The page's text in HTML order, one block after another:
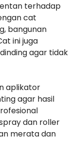
terhadap
cat
bangunan
ini juga
agar tidak
aplikator
agar hasil
dan roller
merata dan